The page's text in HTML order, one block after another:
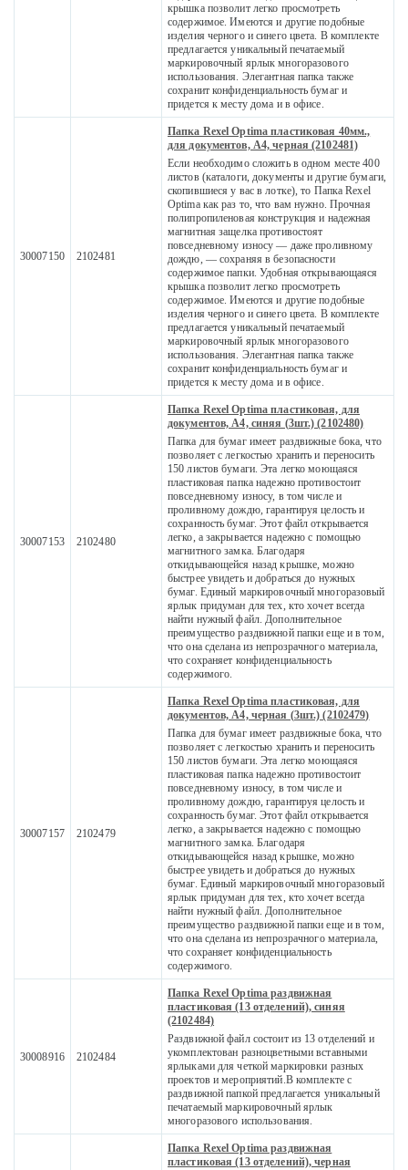
крышка позволит легко просмотреть
содержимое. Имеются и другие подобные
изделия черного и синего цвета. В комплекте
предлагается уникальный печатаемый
маркировочный ярлык многоразового
использования. Элегантная папка также
сохранит конфиденциальность бумаг и
придется к месту дома и в офисе.
30007150 2102481
Папка Rexel Optima пластиковая 40мм.,
для документов, A4, черная (2102481)
Если необходимо сложить в одном месте 400
листов (каталоги, документы и другие бумаги,
скопившиеся у вас в лотке), то Папка Rexel
Optima как раз то, что вам нужно. Прочная
полипропиленовая конструкция и надежная
магнитная защелка противостоят
повседневному износу — даже проливному
дождю, — сохраняя в безопасности
содержимое папки. Удобная открывающаяся
крышка позволит легко просмотреть
содержимое. Имеются и другие подобные
изделия черного и синего цвета. В комплекте
предлагается уникальный печатаемый
маркировочный ярлык многоразового
использования. Элегантная папка также
сохранит конфиденциальность бумаг и
придется к месту дома и в офисе.
30007153 2102480
Папка Rexel Optima пластиковая, для
документов, A4, синяя (3шт.) (2102480)
Папка для бумаг имеет раздвижные бока, что
позволяет с легкостью хранить и переносить
150 листов бумаги. Эта легко моющаяся
пластиковая папка надежно противостоит
повседневному износу, в том числе и
проливному дождю, гарантируя целость и
сохранность бумаг. Этот файл открывается
легко, а закрывается надежно с помощью
магнитного замка. Благодаря
откидывающейся назад крышке, можно
быстрее увидеть и добраться до нужных
бумаг. Единый маркировочный многоразовый
ярлык придуман для тех, кто хочет всегда
найти нужный файл. Дополнительное
преимущество раздвижной папки еще и в том,
что она сделана из непрозрачного материала,
что сохраняет конфиденциальность
содержимого.
30007157 2102479
Папка Rexel Optima пластиковая, для
документов, A4, черная (3шт.) (2102479)
Папка для бумаг имеет раздвижные бока, что
позволяет с легкостью хранить и переносить
150 листов бумаги. Эта легко моющаяся
пластиковая папка надежно противостоит
повседневному износу, в том числе и
проливному дождю, гарантируя целость и
сохранность бумаг. Этот файл открывается
легко, а закрывается надежно с помощью
магнитного замка. Благодаря
откидывающейся назад крышке, можно
быстрее увидеть и добраться до нужных
бумаг. Единый маркировочный многоразовый
ярлык придуман для тех, кто хочет всегда
найти нужный файл. Дополнительное
преимущество раздвижной папки еще и в том,
что она сделана из непрозрачного материала,
что сохраняет конфиденциальность
содержимого.
30008916 2102484
Папка Rexel Optima раздвижная
пластиковая (13 отделений), синяя
(2102484)
Раздвижной файл состоит из 13 отделений и
укомплектован разноцветными вставными
ярлыками для четкой маркировки разных
проектов и мероприятий.В комплекте с
раздвижной папкой предлагается уникальный
печатаемый маркировочный ярлык
многоразового использования.
Папка Rexel Optima раздвижная
пластиковая (13 отделений), черная